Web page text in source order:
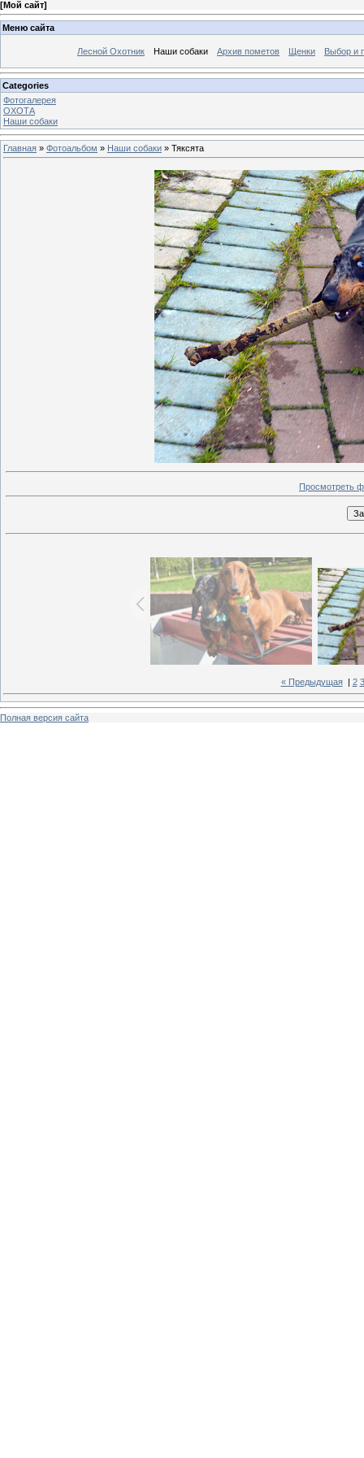
[Мой сайт]
Меню сайта
Лесной Охотник Наши собаки Архив пометов Щенки Выбор и
Categories
Фотогалерея
ОХОТА
Наши собаки
Главная » Фотоальбом » Наши собаки » Тяксята
Просмотреть
« Предыдущая| 2 3
Полная версия сайта